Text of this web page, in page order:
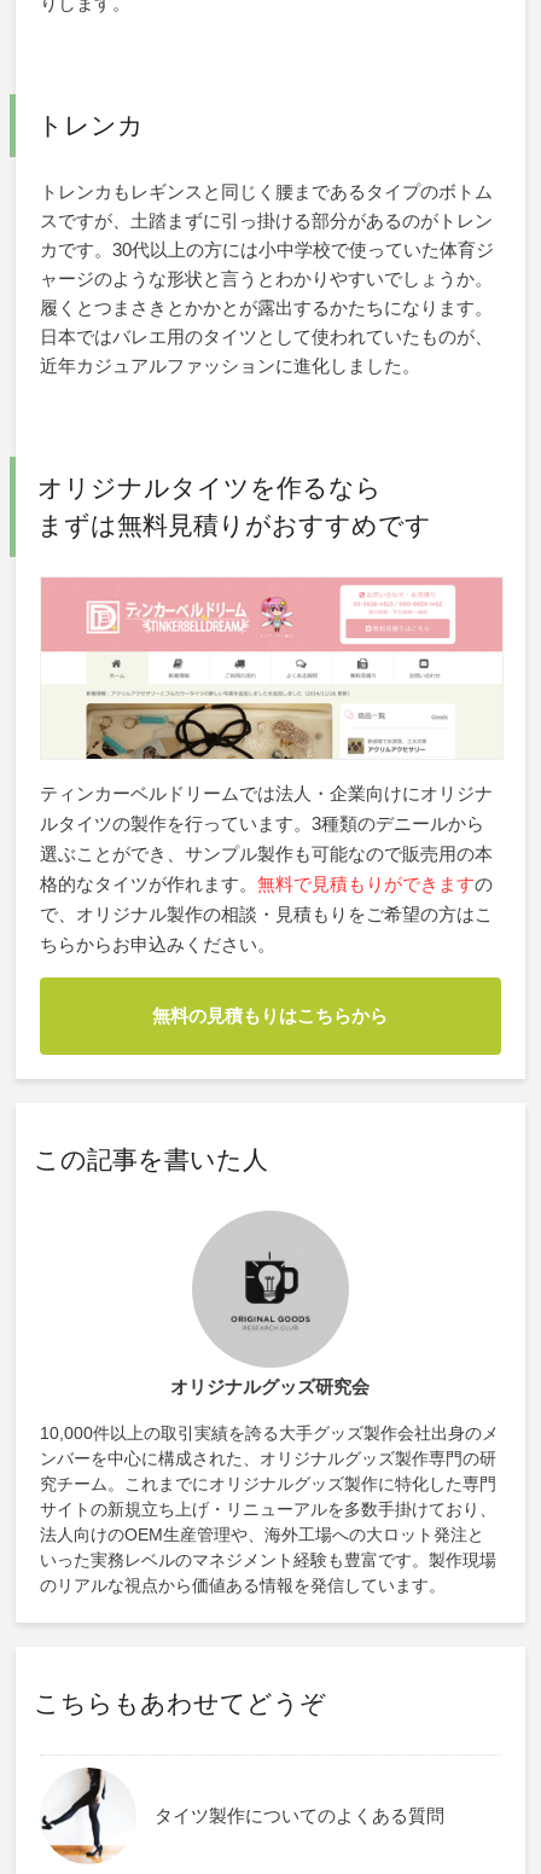
トレンカ
トレンカもレギンスと同じく腰まであるタイプのボトム
スですが、土踏まずに引っ掛ける部分があるのがトレン
カです。30代以上の方には小中学校で使っていた体育ジ
ャージのような形状と言うとわかりやすいでしょうか。
履くとつまさきとかかとが露出するかたちになります。
日本ではバレエ用のタイツとして使われていたものが、
近年カジュアルファッションに進化しました。
オリジナルタイツを作るなら
まずは無料見積りがおすすめです
ティンカーベルドリームでは法人・企業向けにオリジナ
ルタイツの製作を行っています。3種類のデニールから
選ぶことができ、サンプル製作も可能なので販売用の本
格的なタイツが作れます。無料で見積もりができますの
で、オリジナル製作の相談・見積もりをご希望の方はこ
ちらからお申込みください。
無料の見積もりはこちらから
この記事を書いた人
オリジナルグッズ研究会
10,000件以上の取引実績を誇る大手グッズ製作会社出身のメ
ンバーを中心に構成された、オリジナルグッズ製作専門の研
究チーム。これまでにオリジナルグッズ製作に特化した専門
サイトの新規立ち上げ・リニューアルを多数手掛けており、
法人向けのOEM生産管理や、海外工場への大ロット発注と
いった実務レベルのマネジメント経験も豊富です。製作現場
のリアルな視点から価値ある情報を発信しています。
こちらもあわせてどうぞ
タイツ製作についてのよくある質問